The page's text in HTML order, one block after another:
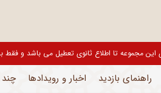
این مجموعه تا اطلاع ثانوی تعطیل می باشد و
راهنمای بازدید اخبار و رویدادها